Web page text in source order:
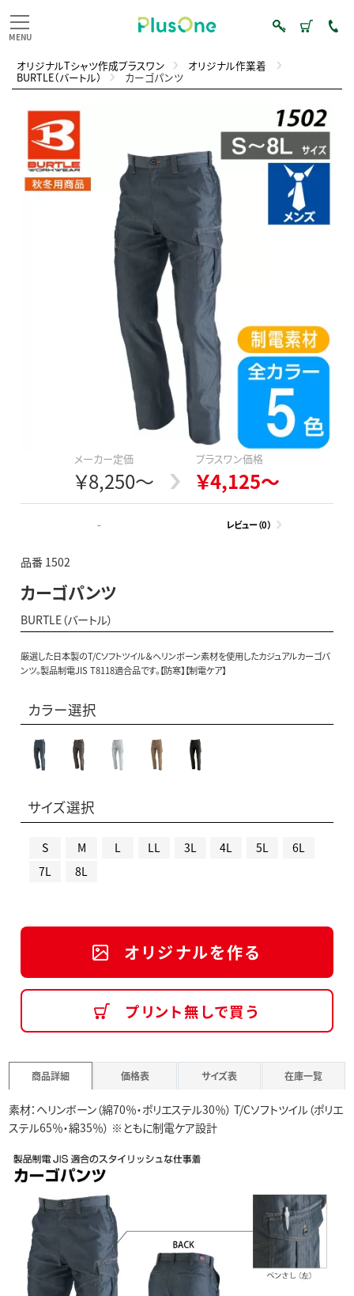
オリジナルTシャツ作成プラスワン オリジナル作業着
BURTLE（バートル） カーゴパンツ
メーカー定価
￥8,250～
プラスワン価格
￥4,125～
- レビュー（0）
品番 1502
カーゴパンツ
BURTLE（バートル）
厳選した日本製のT/Cソフトツイル＆ヘリンボーン素材を使用したカジュアルカーゴパ
ンツ。製品制電JIS T8118適合品です。【防寒】【制電ケア】
カラー選択
サイズ選択
S M L LL 3L 4L 5L
6L
7L
8L
オリジナルを作る
プリント無しで買う
商品詳細 価格表 サイズ表 在庫一覧
素材：ヘリンボーン（綿70％・ポリエステル30％） T/Cソフトツイル（ポリエ
ステル65％・綿35％） ※ともに制電ケア設計